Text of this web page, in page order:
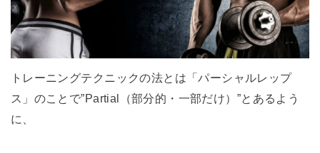
トレーニングテクニックの法とは「パーシャルレップ
ス」のことで”Partial（部分的・一部だけ）”とあるよう
に、